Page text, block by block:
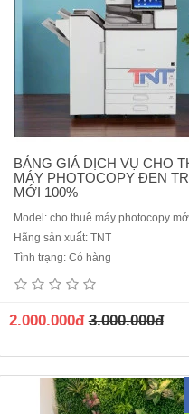
BẢNG GIÁ DỊCH VỤ CHO
MÁY PHOTOCOPY ĐEN
MỚI 100%
Model: cho thuê máy photocopy
Hãng sản xuất: TNT
Tình trạng: Có hàng
2.000.000đ 3.000.000đ
Cho thuê máy Photocopy Ricoh
hạn chế kẹt giấy, dùng văn
600.000đ/ thángGiá Thuê:
Mới: ..